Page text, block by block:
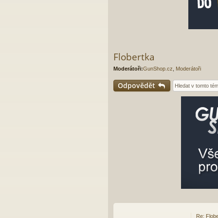
Flobertka
Moderátoři:GunShop.cz Moderátoři
Odpovědět
Re: